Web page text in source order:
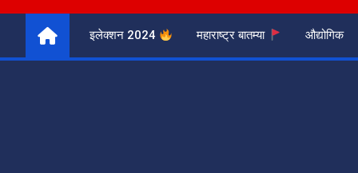
News Marathi 24
इलेक्शन 2024 महाराष्ट्र बातम्या औद्योगिक